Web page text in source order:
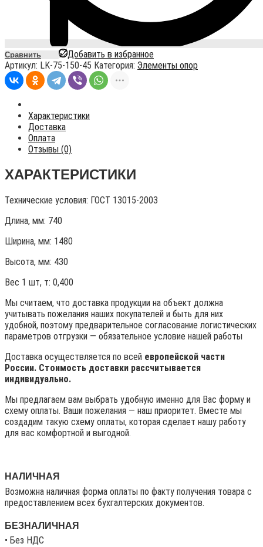
Сравнить
Добавить в избранное
Артикул: LK-75-150-45 Категория: Элементы опор
Характеристики
Доставка
Оплата
Отзывы (0)
ХАРАКТЕРИСТИКИ
Технические условия: ГОСТ 13015-2003
Длина, мм: 740
Ширина, мм: 1480
Высота, мм: 430
Вес 1 шт, т: 0,400
Мы считаем, что доставка продукции на объект должна
учитывать пожелания наших покупателей и быть для них
удобной, поэтому предварительное согласование логистических
параметров отгрузки — обязательное условие нашей работы
Доставка осуществляется по всей европейской части
России. Стоимость доставки рассчитывается
индивидуально.
Мы предлагаем вам выбрать удобную именно для Вас форму и
схему оплаты. Ваши пожелания — наш приоритет. Вместе мы
создадим такую схему оплаты, которая сделает нашу работу
для вас комфортной и выгодной.
НАЛИЧНАЯ
Возможна наличная форма оплаты по факту получения товара с
предоставлением всех бухгалтерских документов.
БЕЗНАЛИЧНАЯ
• Без НДС